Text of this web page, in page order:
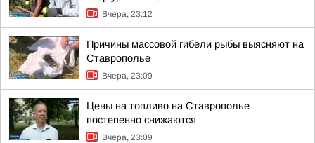
Вчера, 23:12
Причины массовой гибели рыбы выясняют на
Ставрополье
Вчера, 23:09
Цены на топливо на Ставрополье
постепенно снижаются
Вчера, 23:09